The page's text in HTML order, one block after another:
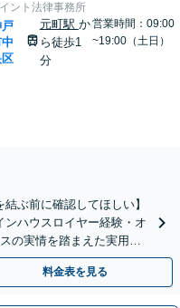
ント法律事務所
元町駅 か
ら徒歩1
分
営業時間：09:00
~19:00（土日）
ぶ前に確認してほしい】
ハウスロイヤー経験・オ
の実情を踏まえた実用的
相談歓迎】
料金表を見る